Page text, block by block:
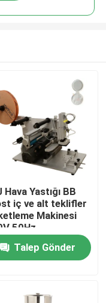
Hava Yastığı BB
iç ve alt teklifler
Makinesi
50Hz
Talep Gönder